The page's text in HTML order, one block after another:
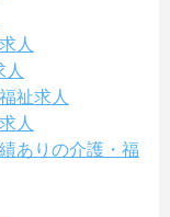
人
祉求人
人
ありの介護・福